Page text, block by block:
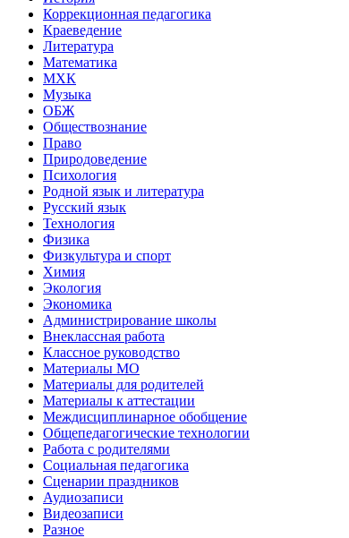
Коррекционная педагогика
Краеведение
Литература
Математика
МХК
Музыка
ОБЖ
Обществознание
Право
Природоведение
Психология
Родной язык и литература
Русский язык
Технология
Физика
Физкультура и спорт
Химия
Экология
Экономика
Администрирование школы
Внеклассная работа
Классное руководство
Материалы МО
Материалы для родителей
Материалы к аттестации
Междисциплинарное обобщение
Общепедагогические технологии
Работа с родителями
Социальная педагогика
Сценарии праздников
Аудиозаписи
Видеозаписи
Разное